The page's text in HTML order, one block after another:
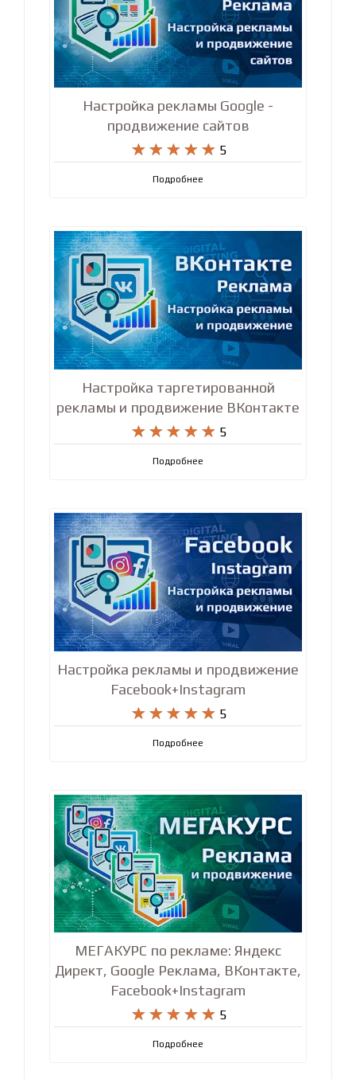
Настройка рекламы Google -
продвижение сайтов
    
     5
Подробнее
Настройка таргетированной
рекламы и продвижение ВКонтакте
    
     5
Подробнее
Настройка рекламы и продвижение
Facebook+Instagram
    
     5
Подробнее
МЕГАКУРС по рекламе: Яндекс
Директ, Google Реклама, ВКонтакте,
Facebook+Instagram
    
     5
Подробнее